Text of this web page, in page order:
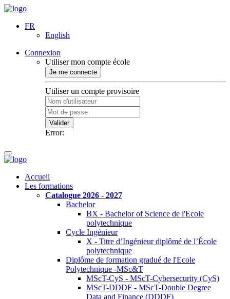
FR
English
Connexion
Utiliser mon compte école
Je me connecte
Utiliser un compte provisoire
Valider
Error:
Accueil
Les formations
Catalogue 2026 - 2027
Bachelor
BX - Bachelor of Science de l'Ecole
polytechnique
Cycle Ingénieur
X - Titre d’Ingénieur diplômé de l’École
polytechnique
Diplôme de formation gradué de l'Ecole
Polytechnique -MSc&T
MScT-CyS - MScT-Cybersecurity (CyS)
MScT-DDDF - MScT-Double Degree
Data and Finance (DDDF)